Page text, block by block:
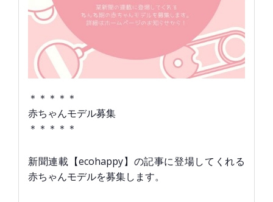
＊＊＊＊＊
赤ちゃんモデル募集
＊＊＊＊＊
新聞連載【ecohappy】の記事に登場してくれる
赤ちゃんモデルを募集します。